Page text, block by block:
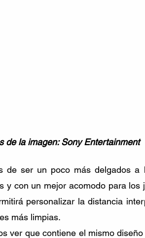
de la imagen: Sony Entertainment
de ser un poco más delgados
y con un mejor acomodo para
personalizar la distancia
más limpias.
ver que contiene el mismo